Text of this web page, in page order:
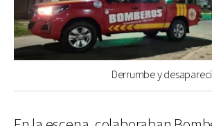
Derrumbe y